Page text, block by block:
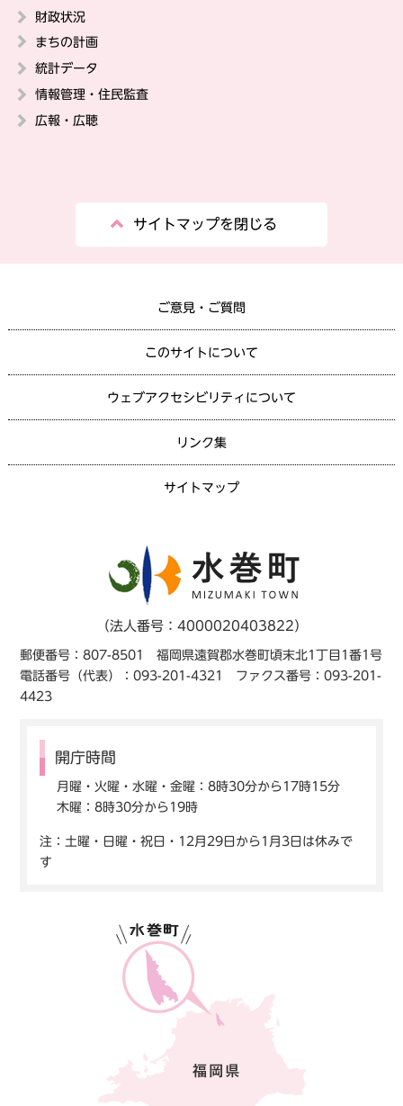
財政状況
まちの計画
統計データ
情報管理・住民監査
広報・広聴
サイトマップを閉じる
ご意見・ご質問
このサイトについて
ウェブアクセシビリティについて
リンク集
サイトマップ
（法人番号：4000020403822）
郵便番号：807-8501 福岡県遠賀郡水巻町頃末北1丁目1番1号
電話番号（代表）：093-201-4321 ファクス番号：093-201-
4423
開庁時間
月曜・火曜・水曜・金曜：8時30分から17時15分
木曜：8時30分から19時
注：土曜・日曜・祝日・12月29日から1月3日は休みで
す